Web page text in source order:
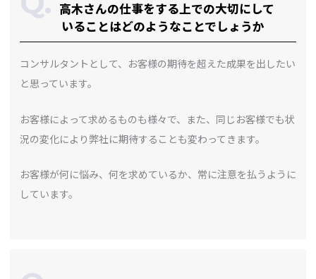
高木さんの仕事をする上での大切にして
いることはどのようなことでしょうか
コンサルタントとして、お客様の期待を超えた成果を出したい
と思っています。
お客様によって求めるものも様々で、また、同じお客様でも状
況の変化により弊社に期待することも変わってきます。
お客様が何に悩み、何を求めているか、常に注意を払うように
しています。